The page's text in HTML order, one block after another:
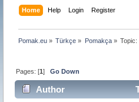
Home Help Login Register
Pomak.eu » Türkçe » Pomakça» Topic:
Pages: [1]Go Down
Author